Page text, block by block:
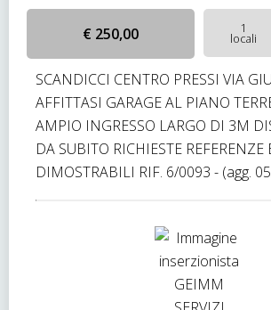
€ 250,00 1
locali
SCANDICCI CENTRO PRESSI VIA
AFFITTASI GARAGE AL PIANO
AMPIO INGRESSO LARGO DI 3M
DA SUBITO RICHIESTE
DIMOSTRABILI RIF. 6/0093 - (agg.